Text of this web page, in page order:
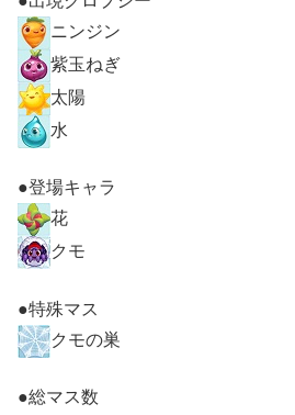
ニンジン
紫玉ねぎ
太陽
水
●登場キャラ
花
クモ
●特殊マス
クモの巣
●総マス数